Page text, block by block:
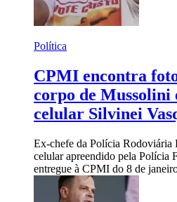
Política
CPMI encontra
corpo de Mussolini
celular Silvinei
Ex-chefe da Polícia Rodoviária
celular apreendido pela Polícia
entregue à CPMI do 8 de